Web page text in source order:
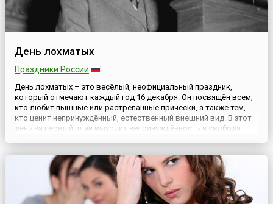
День лохматых
Праздники России
День лохматых – это весёлый, неофициальный праздник,
который отмечают каждый год 16 декабря. Он посвящён всем,
кто любит пышные или растрёпанные причёски, а также тем,
кто ценит непринуждённый, естественный внешний вид. В этот
день на первый план выходит непринуждённость и свобода
привязан к каким...